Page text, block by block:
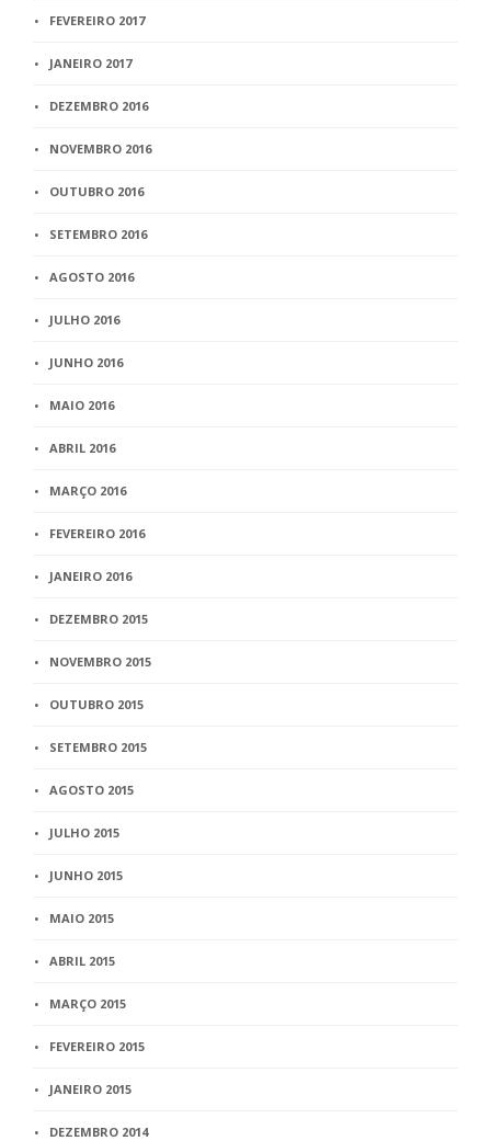
FEVEREIRO 2017
JANEIRO 2017
DEZEMBRO 2016
NOVEMBRO 2016
OUTUBRO 2016
SETEMBRO 2016
AGOSTO 2016
JULHO 2016
JUNHO 2016
MAIO 2016
ABRIL 2016
MARÇO 2016
FEVEREIRO 2016
JANEIRO 2016
DEZEMBRO 2015
NOVEMBRO 2015
OUTUBRO 2015
SETEMBRO 2015
AGOSTO 2015
JULHO 2015
JUNHO 2015
MAIO 2015
ABRIL 2015
MARÇO 2015
FEVEREIRO 2015
JANEIRO 2015
DEZEMBRO 2014